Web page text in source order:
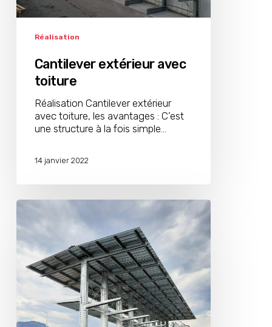
Réalisation
Cantilever extérieur avec
toiture
Réalisation Cantilever extérieur
avec toiture, les avantages : C’est
une structure à la fois simple…
14 janvier 2022
Cantilever
toiture
à
Grenoble